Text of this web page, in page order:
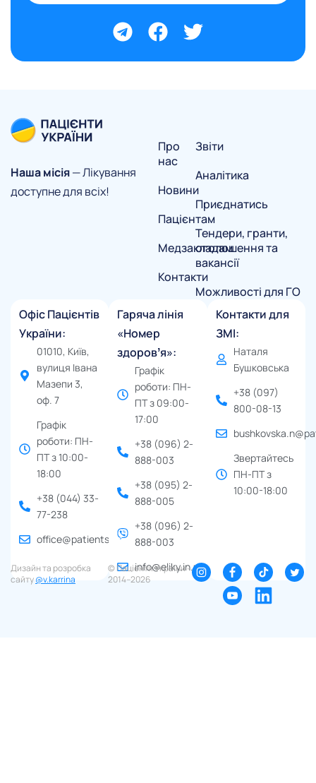
Наша місія— Лікування
доступне для всіх!
Про
нас
Новини
Пацієнтам
Медзакладам
Контакти
Звіти
Аналітика
Приєднатись
Тендери, гранти,
оголошення та
вакансії
Можливості для ГО
Офіс Пацієнтів
України:
01010, Київ,
вулиця Івана
Мазепи 3,
оф. 7
Графік
роботи: ПН-
ПТ з 10:00-
18:00
+38 (044) 33-
77-238
office@patients.org.ua
Гаряча лінія
«Номер
здоровʼя»:
Графік
роботи: ПН-
ПТ з 09:00-
17:00
+38 (096) 2-
888-003
+38 (095) 2-
888-005
+38 (096) 2-
888-003
info@eliky.in.ua
Контакти для
ЗМІ:
Наталя
Бушковська
+38 (097)
800-08-13
Звертайтесь
ПН-ПТ з
10:00-18:00
Дизайн та розробка
сайту@v.karrina
© Пацієнти України ∙
2014–2026